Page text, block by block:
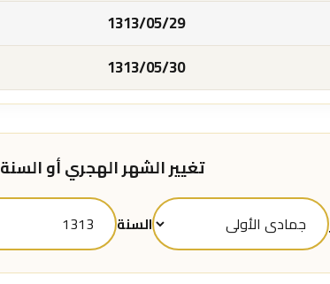
1313/05/29
1313/05/30
تغيير الشهر الهجري أو السنة
السنة